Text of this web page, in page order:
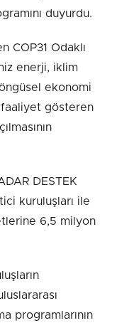
duyurdu.
COP31 Odaklı
enerji, iklim
ekonomi
faaliyet gösteren
DESTEK
kuruluşları ile
6,5 milyon
programlarının